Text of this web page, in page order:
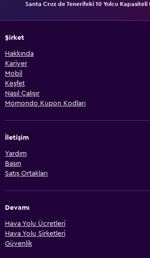
Santa Cruz de Tenerifeki 10 Yolcu Kapasiteli
Şirket
Hakkında
Kariyer
Mobil
Keşfet
Nasıl Çalışır
Momondo Kupon Kodları
İletişim
Yardım
Basın
Satış Ortakları
Devamı
Hava Yolu Ücretleri
Hava Yolu Şirketleri
Güvenlik